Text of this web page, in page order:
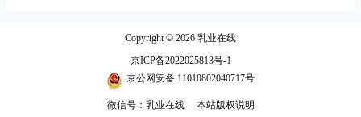
Copyright © 2026 乳业在线
京ICP备2022025813号-1
京公网安备 11010802040717号
微信号：乳业在线 本站版权说明